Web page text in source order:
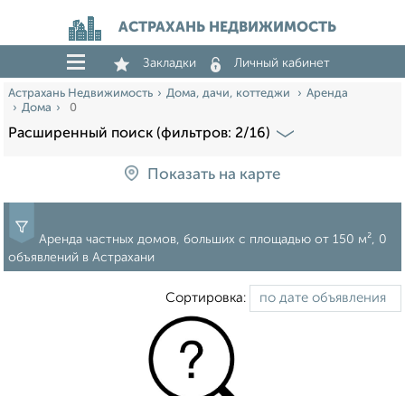
АСТРАХАНЬ НЕДВИЖИМОСТЬ
Закладки Личный кабинет
Астрахань Недвижимость Дома, дачи, коттеджи
Аренда
Дома
0
Расширенный поиск (фильтров: 2/16)
Показать на карте
Аренда частных домов, больших с площадью от 150 м², 0
объявлений в Астрахани
Сортировка: